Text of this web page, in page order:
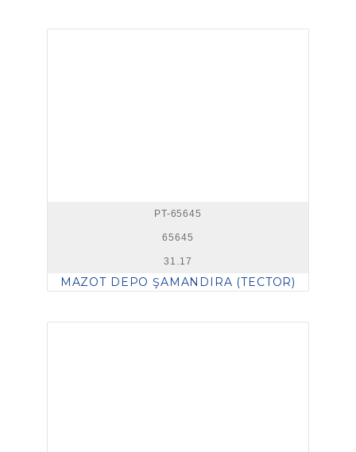
PT-65645
65645
31.17
MAZOT DEPO ŞAMANDIRA (TECTOR)